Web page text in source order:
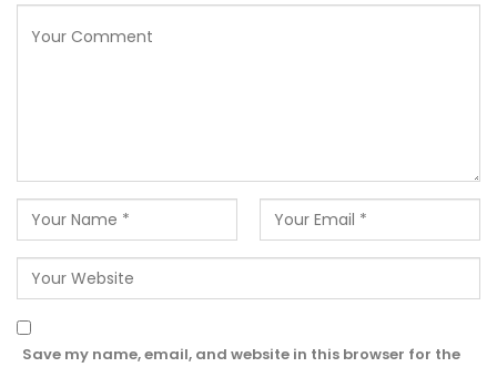
Save my name, email, and website in this browser for the